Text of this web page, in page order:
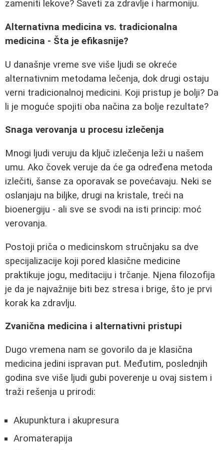
zameniti lekove? Saveti za zdravlje i harmoniju.
Alternativna medicina vs. tradicionalna
medicina - Šta je efikasnije?
U današnje vreme sve više ljudi se okreće
alternativnim metodama lečenja, dok drugi ostaju
verni tradicionalnoj medicini. Koji pristup je bolji? Da
li je moguće spojiti oba načina za bolje rezultate?
Snaga verovanja u procesu izlečenja
Mnogi ljudi veruju da ključ izlečenja leži u našem
umu. Ako čovek veruje da će ga određena metoda
izlečiti, šanse za oporavak se povećavaju. Neki se
oslanjaju na biljke, drugi na kristale, treći na
bioenergiju - ali sve se svodi na isti princip: moć
verovanja.
Postoji priča o medicinskom stručnjaku sa dve
specijalizacije koji pored klasične medicine
praktikuje jogu, meditaciju i trčanje. Njena filozofija
je da je najvažnije biti bez stresa i brige, što je prvi
korak ka zdravlju.
Zvanična medicina i alternativni pristupi
Dugo vremena nam se govorilo da je klasična
medicina jedini ispravan put. Međutim, poslednjih
godina sve više ljudi gubi poverenje u ovaj sistem i
traži rešenja u prirodi:
Akupunktura i akupresura
Aromaterapija